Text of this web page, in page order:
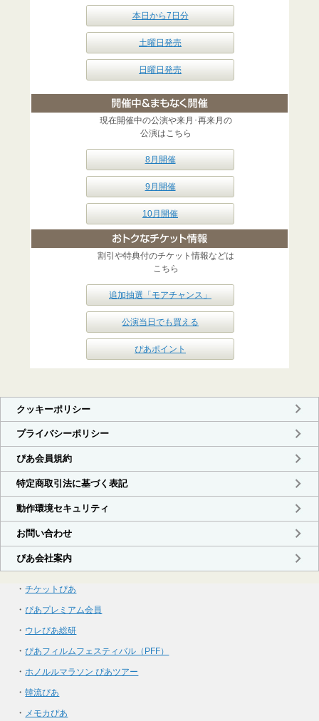
本日から7日分
土曜日発売
日曜日発売
現在開催中の公演や来月･再来月の
公演はこちら
8月開催
9月開催
10月開催
割引や特典付のチケット情報などは
こちら
追加抽選「モアチャンス」
公演当日でも買える
ぴあポイント
・チケットぴあ
・ぴあプレミアム会員
・ ウレぴあ総研
・ぴあフィルムフェスティバル（PFF）
・ ホノルルマラソン ぴあツアー
・韓流ぴあ
・ メモカぴあ